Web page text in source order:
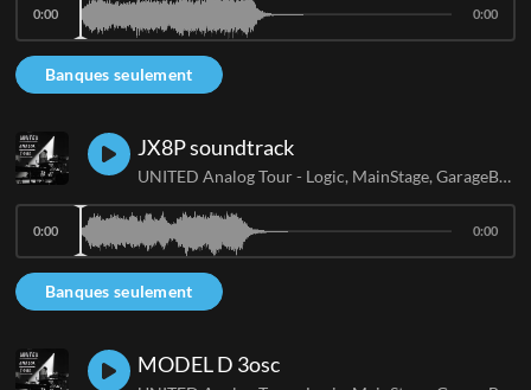
Banques seulement
0:00 0:00
JX8P soundtrack
UNITED Analog Tour - Logic, MainStage, GarageBand
Banques seulement
0:00 0:00
MODEL D 3osc